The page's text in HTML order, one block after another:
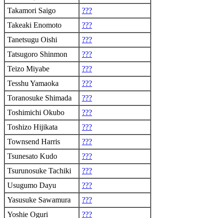
Takamori Saigo
???
Takeaki Enomoto
???
Tanetsugu Oishi
???
Tatsugoro Shinmon
???
Teizo Miyabe
???
Tesshu Yamaoka
???
Toranosuke Shimada
???
Toshimichi Okubo
???
Toshizo Hijikata
???
Townsend Harris
???
Tsunesato Kudo
???
Tsurunosuke Tachiki
???
Usugumo Dayu
???
Yasusuke Sawamura
???
Yoshie Oguri
???